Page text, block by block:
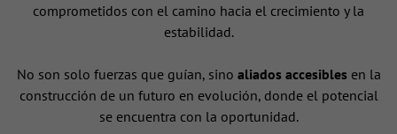
comprometidos con el camino hacia el crecimiento y la
estabilidad.
No son solo fuerzas que guían, sino aliados accesiblesen la
construcción de un futuro en evolución, donde el potencial
se encuentra con la oportunidad.